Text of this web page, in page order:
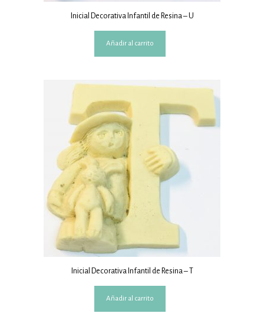
Inicial Decorativa Infantil de Resina – U
Añadir al carrito
Inicial Decorativa Infantil de Resina – T
Añadir al carrito